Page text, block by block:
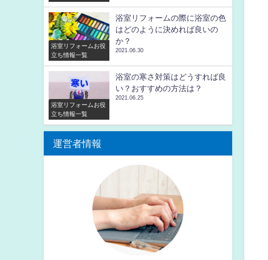
浴室リフォームお役
立ち情報一覧
浴室リフォームの際に浴室の色
はどのように決めれば良いの
か？
2021.06.30
浴室リフォームお役
立ち情報一覧
浴室の寒さ対策はどうすれば良
い？おすすめの方法は？
2021.06.25
運営者情報